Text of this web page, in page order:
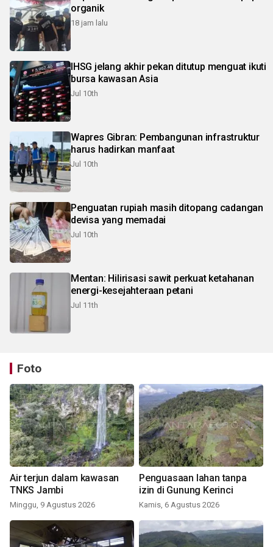
organik
18 jam lalu
IHSG jelang akhir pekan ditutup menguat ikuti
bursa kawasan Asia
Jul 10th
Wapres Gibran: Pembangunan infrastruktur
harus hadirkan manfaat
Jul 10th
Penguatan rupiah masih ditopang cadangan
devisa yang memadai
Jul 10th
Mentan: Hilirisasi sawit perkuat ketahanan
energi-kesejahteraan petani
Jul 11th
Foto
Air terjun dalam kawasan
TNKS Jambi
Minggu, 9 Agustus 2026
Penguasaan lahan tanpa
izin di Gunung Kerinci
Kamis, 6 Agustus 2026